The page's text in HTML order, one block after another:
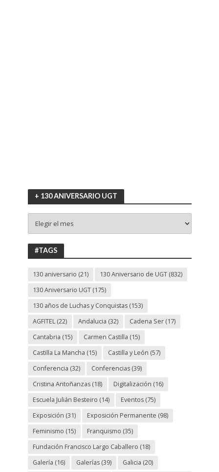
+ 130 ANIVERSARIO UGT
130
ANIVERSARIO
UGT
#TAGS
130 aniversario (21) 130 Aniversario de UGT(832)
130 Aniversario UGT(175)
130 años de Luchas y Conquistas(153)
AGFITEL(22) Andalucia (32) Cadena Ser(17)
Cantabria (15) Carmen Castilla (15)
Castilla La Mancha (15) Castilla y León (57)
Conferencia (32) Conferencias(39)
Cristina Antoñanzas(18) Digitalización (16)
Escuela Julián Besteiro (14) Eventos(75)
Exposición (31) Exposición Permanente (98)
Feminismo (15) Franquismo (35)
Fundación Francisco Largo Caballero (18)
Galería (16) Galerías(39) Galicia (20)